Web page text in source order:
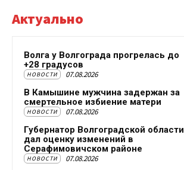
Актуально
Волга у Волгограда прогрелась до
+28 градусов
НОВОСТИ 07.08.2026
В Камышине мужчина задержан за
смертельное избиение матери
НОВОСТИ 07.08.2026
Губернатор Волгоградской области
дал оценку изменений в
Серафимовичском районе
НОВОСТИ 07.08.2026